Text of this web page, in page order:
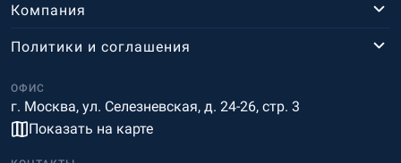
Компания
ОФИС
г. Москва, ул. Селезневская, д. 24-26, стр. 3
Показать на карте
Политики и соглашения